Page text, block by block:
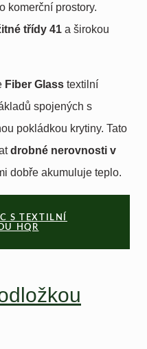
komerční prostory.
třídy 41 a širokou
Fiber Glass textilní
spojených s
pokládkou krytiny. Tato
drobné nerovnosti v
dobře akumuluje teplo.
S TEXTILNÍ
HQR